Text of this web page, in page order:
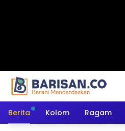
Berita Kolom Ragam